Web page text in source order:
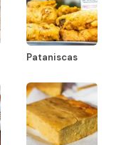
Pataniscas